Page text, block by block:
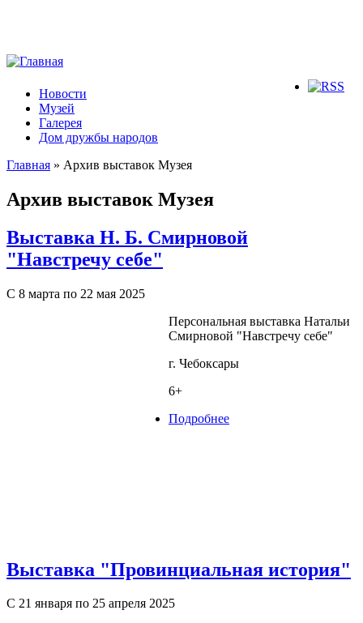
Новости
Музей
Галерея
Дом дружбы народов
Главная » Архив выставок Музея
Архив выставок Музея
Выставка Н. Б. Смирновой
"Навстречу себе"
С 8 марта по 22 мая 2025
Персональная выставка Натальи
Смирновой "Навстречу себе"
г. Чебоксары
6+
Подробнее
Выставка "Провинциальная история"
С 21 января по 25 апреля 2025